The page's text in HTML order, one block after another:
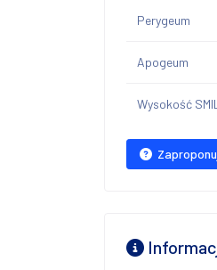
Perygeum
Apogeum
Wysokość